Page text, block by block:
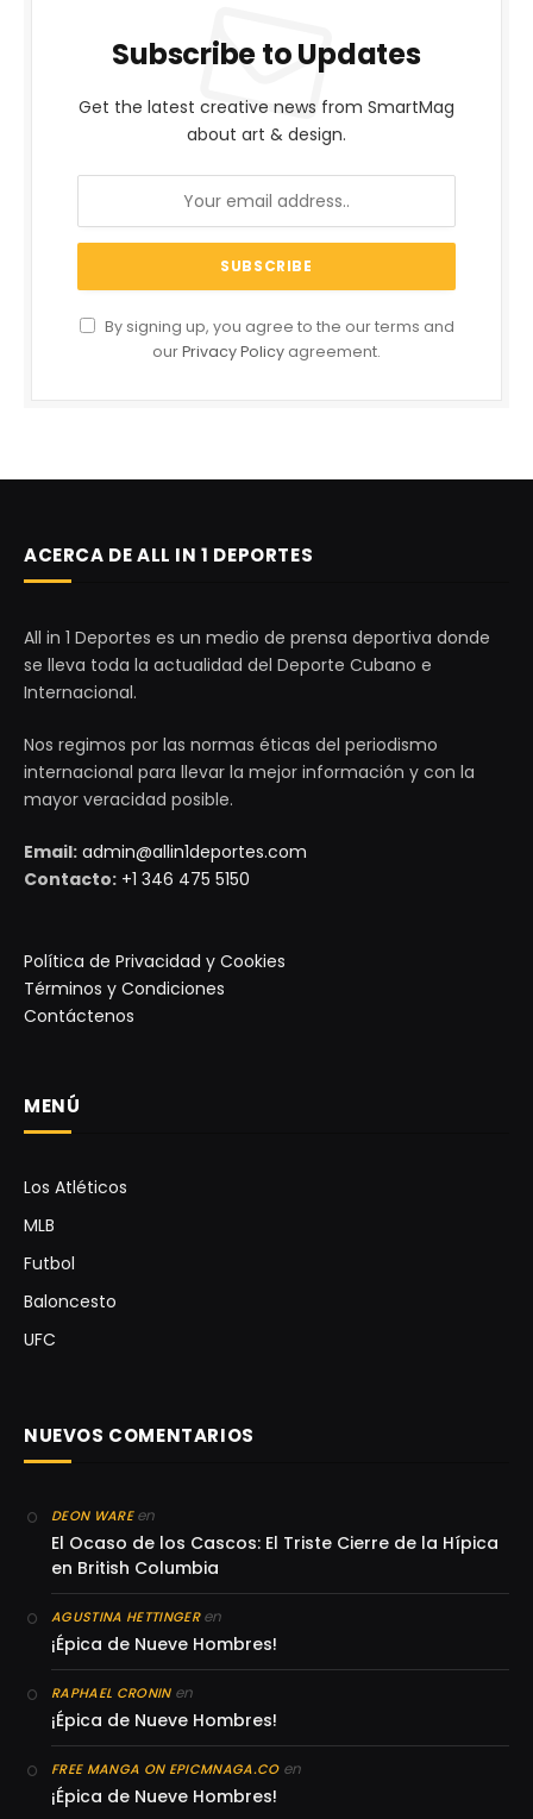
Subscribe to Updates
Get the latest creative news from SmartMag
about art & design.
By signing up, you agree to the our terms and
ourPrivacy Policy agreement.
ACERCA DE ALL IN 1 DEPORTES
All in 1 Deportes es un medio de prensa deportiva donde
se lleva toda la actualidad del Deporte Cubano e
Internacional.
Nos regimos por las normas éticas del periodismo
internacional para llevar la mejor información y con la
mayor veracidad posible.
Email: admin@allin1deportes.com
Contacto: +1 346 475 5150
Política de Privacidad y Cookies
Términos y Condiciones
Contáctenos
MENÚ
Los Atléticos
MLB
Futbol
Baloncesto
UFC
NUEVOS COMENTARIOS
DEON WAREen
El Ocaso de los Cascos: El Triste Cierre de la Hípica
en British Columbia
AGUSTINA HETTINGERen
¡Épica de Nueve Hombres!
RAPHAEL CRONINen
¡Épica de Nueve Hombres!
FREE MANGA ON EPICMNAGA.COen
¡Épica de Nueve Hombres!